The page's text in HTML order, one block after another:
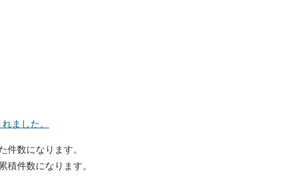
ました。
数になります。
件数になります。